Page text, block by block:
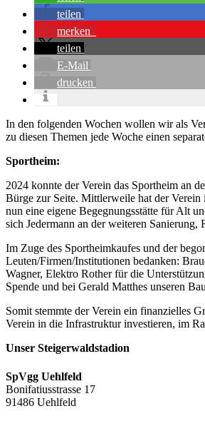
teilen
merken
teilen
E-Mail
drucken
In den folgenden Wochen wollen wir als
zu diesen Themen jede Woche einen
Sportheim:
2024 konnte der Verein das Sportheim an
Bürge zur Seite. Mittlerweile hat der
nun eine eigene Begegnungsstätte für Alt
sich Jedermann an der weiteren
Im Zuge des Sportheimkaufes und der
Leuten/Firmen/Institutionen bedanken:
Wagner, Elektro Rother für die
Spende und bei Gerald Matthes unseren
Somit stemmte der Verein ein finanzielles
Verein in die Infrastruktur investieren, im
Unser Steigerwaldstadion
SpVgg Uehlfeld
Bonifatiusstrasse 17
91486 Uehlfeld